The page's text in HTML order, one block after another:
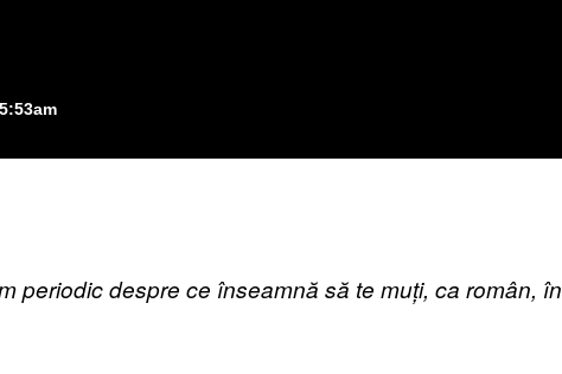
periodic despre ce înseamnă să te muți, ca român, în